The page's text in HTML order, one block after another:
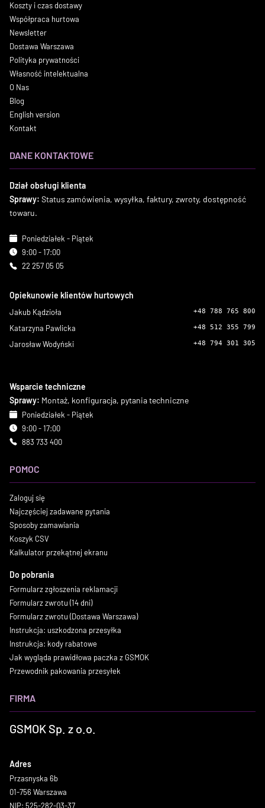
Koszty i czas dostawy
Współpraca hurtowa
Newsletter
Dostawa Warszawa
Polityka prywatności
Własność intelektualna
O Nas
Blog
English version
Kontakt
DANE KONTAKTOWE
Dział obsługi klienta
Sprawy: Status zamówienia, wysyłka, faktury, zwroty, dostępność
towaru.
Poniedziałek - Piątek
9:00 - 17:00
22 257 05 05
Opiekunowie klientów hurtowych
Jakub Kądzioła +48 788 765 800
Katarzyna Pawlicka +48 512 355 799
Jarosław Wodyński +48 794 301 305
Wsparcie techniczne
Sprawy: Montaż, konfiguracja, pytania techniczne
Poniedziałek - Piątek
9:00 - 17:00
883 733 400
POMOC
Zaloguj się
Najczęściej zadawane pytania
Sposoby zamawiania
Koszyk CSV
Kalkulator przekątnej ekranu
Do pobrania
Formularz zgłoszenia reklamacji
Formularz zwrotu (14 dni)
Formularz zwrotu (Dostawa Warszawa)
Instrukcja: uszkodzona przesyłka
Instrukcja: kody rabatowe
Jak wygląda prawidłowa paczka z GSMOK
Przewodnik pakowania przesyłek
FIRMA
GSMOK Sp. z o.o.
Adres
Przasnyska 6b
01-756 Warszawa
NIP: 525-282-03-37